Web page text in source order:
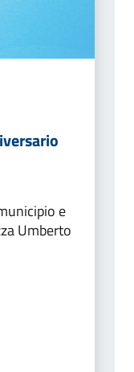
e
Umberto